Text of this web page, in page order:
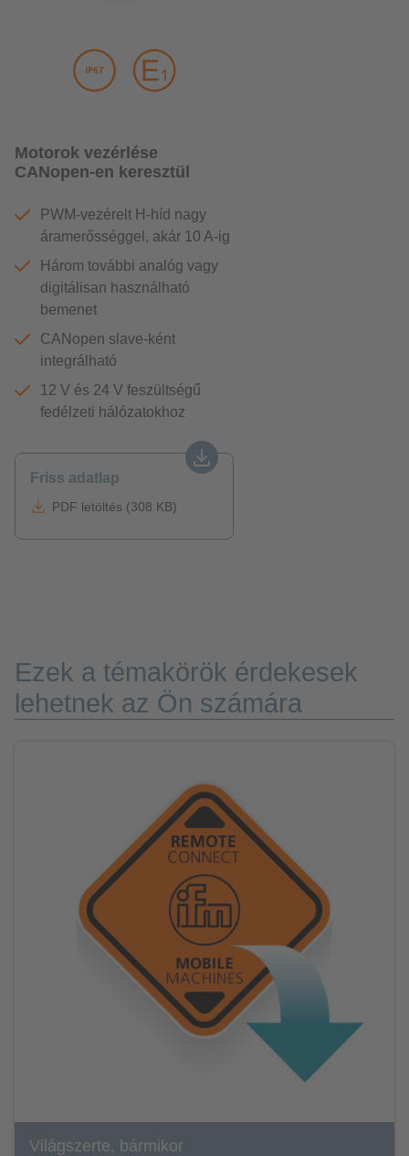
Motorok vezérlése
CANopen-en keresztül
PWM-vezérelt H-híd nagy
áramerősséggel, akár 10 A-ig
Három további analóg vagy
digitálisan használható
bemenet
CANopen slave-ként
integrálható
12 V és 24 V feszültségű
fedélzeti hálózatokhoz
Friss adatlap
PDF letöltés (308 KB)
Ezek a témakörök érdekesek
lehetnek az Ön számára
Világszerte, bármikor